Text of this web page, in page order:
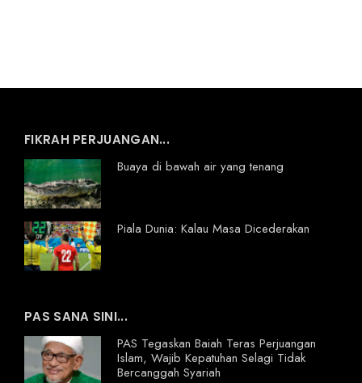
FIKRAH PERJUANGAN...
Buaya di bawah air yang tenang
Piala Dunia: Kalau Masa Dicederakan
PAS SANA SINI...
PAS Tegaskan Baiah Teras Perjuangan
Islam, Wajib Kepatuhan Selagi Tidak
Bercanggah Syariah